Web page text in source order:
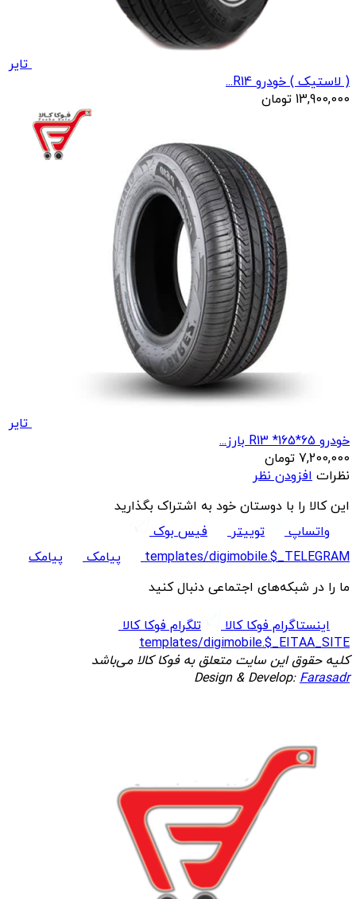
تایر
( لاستیک ) خودرو R14...
13,900,000 تومان
تایر
خودرو R13 *165*65 بارز...
7,200,000 تومان
نظرات افزودن نظر
این کالا را با دوستان خود به اشتراک بگذارید
واتساپ
توییتر
فیس بوک
templates/digimobile.$_TELEGRAM
پیامک
پیامک
ما را در شبکه‌های اجتماعی دنبال کنید
اینستاگرام فوکا کالا
تلگرام فوکا کالا
templates/digimobile.$_EITAA_SITE
کلیه حقوق این سایت متعلق به فوکا کالا می‌باشد
Design & Develop:Farasadr